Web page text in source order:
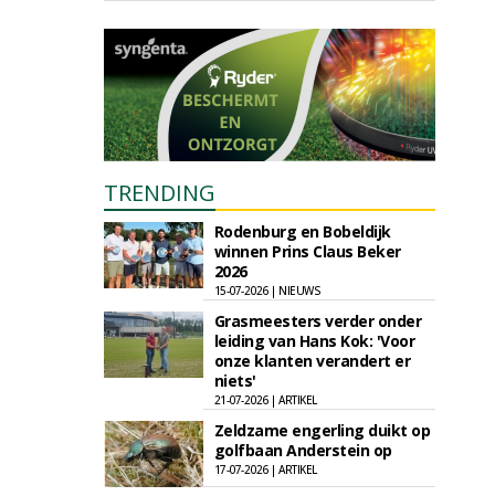
TRENDING
Rodenburg en Bobeldijk
winnen Prins Claus Beker
2026
15-07-2026 | NIEUWS
Grasmeesters verder onder
leiding van Hans Kok: 'Voor
onze klanten verandert er
niets'
21-07-2026 | ARTIKEL
Zeldzame engerling duikt op
golfbaan Anderstein op
17-07-2026 | ARTIKEL